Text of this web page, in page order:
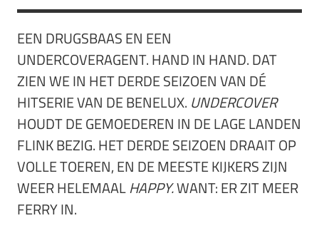
EEN DRUGSBAAS EN EEN
UNDERCOVERAGENT. HAND IN HAND. DAT
ZIEN WE IN HET DERDE SEIZOEN VAN DÉ
HITSERIE VAN DE BENELUX. UNDERCOVER
HOUDT DE GEMOEDEREN IN DE LAGE LANDEN
FLINK BEZIG. HET DERDE SEIZOEN DRAAIT OP
VOLLE TOEREN, EN DE MEESTE KIJKERS ZIJN
WEER HELEMAALHAPPY.WANT: ER ZIT MEER
FERRY IN.